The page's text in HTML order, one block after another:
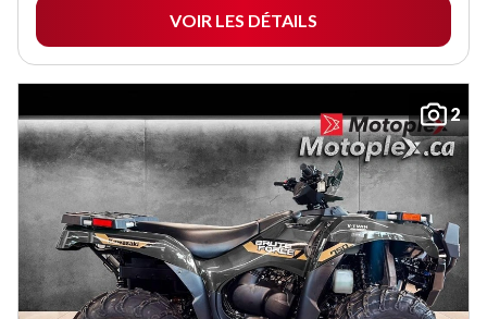
VOIR LES DÉTAILS
2